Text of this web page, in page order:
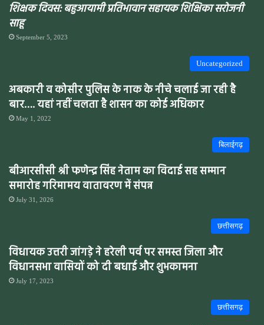
शिक्षक दिवस: बहुआयामी प्रतिभावान सहायक शिक्षिका सरोजनी
साहू
September 5, 2023
Uncategorized
अबकारी व कोसीर पुलिस के नाक के नीचे चलाई जा रही है
बार…. यहां नहीं चलता है शासन का कोई अधिकार
May 1, 2022
बिलाईगढ़
बीआरसीसी श्री फणेन्द्र सिंह नेताम का विदाई सह सम्मान
समारोह गरिमामय वातावरण में संपन्न
July 31, 2026
छत्तीसगढ़
विधायक उत्तरी जांगड़े ने हरेली पर्व पर समस्त जिला और
विधानसभा वासियों को दी बधाई और शुभकामना
July 17, 2023
छत्तीसगढ़